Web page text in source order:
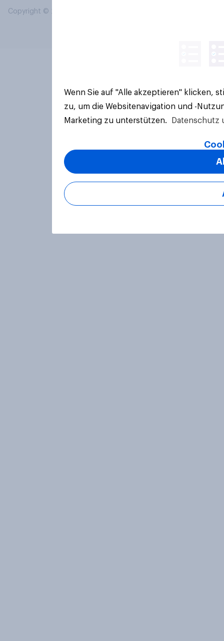
Copyright © 2026 YouGov PLC. Alle Rechte vorbehalten.
Wenn Sie auf "Alle akzeptieren" klicken,
zu, um die Websitenavigation und -
Marketing zu unterstützen.
Datenschutz